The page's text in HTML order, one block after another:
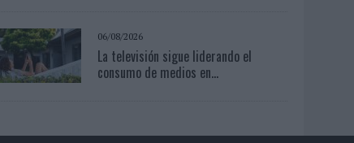
06/08/2026
La televisión sigue liderando el
consumo de medios en...